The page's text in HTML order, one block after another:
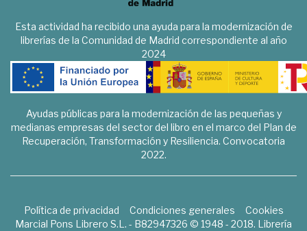
Esta actividad ha recibido una ayuda para la modernización de
librerías de la Comunidad de Madrid correspondiente al año
2024
Ayudas públicas para la modernización de las pequeñas y
medianas empresas del sector del libro en el marco del Plan de
Recuperación, Transformación y Resiliencia. Convocatoria
2022.
Política de privacidad Condiciones generales
Cookies
Marcial Pons Librero S.L. - B82947326 © 1948 - 2018. Librería